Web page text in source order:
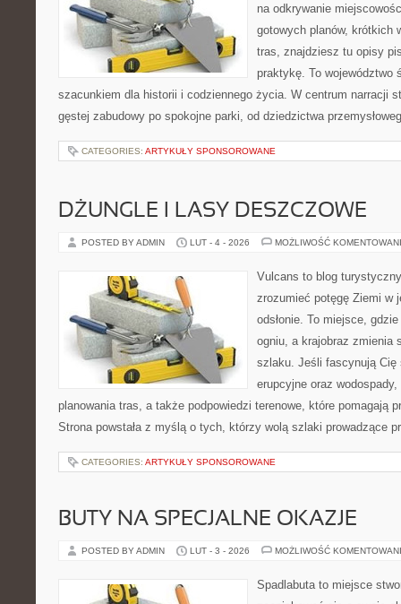
na odkrywanie
gotowych planów, krótkich
tras, znajdziesz tu opisy
praktykę. To województwo
szacunkiem dla historii i codziennego życia. W centrum narracji
gęstej zabudowy po spokojne parki, od dziedzictwa
CATEGORIES: ARTYKUŁY SPONSOROWANE
DŻUNGLE I LASY DESZCZOWE
POSTED BY ADMIN LUT - 4 - 2026 MOŻLIWOŚĆ
Vulcans to blog
zrozumieć potęgę Ziemi w
odsłonie. To miejsce,
ogniu, a krajobraz zmienia
szlaku. Jeśli fascynują Cię
erupcyjne oraz
planowania tras, a także podpowiedzi terenowe, które pomagają
Strona powstała z myślą o tych, którzy wolą szlaki prowadzące
CATEGORIES: ARTYKUŁY SPONSOROWANE
BUTY NA SPECJALNE OKAZJE
POSTED BY ADMIN LUT - 3 - 2026 MOŻLIWOŚĆ
Spadlabuta to miejsce